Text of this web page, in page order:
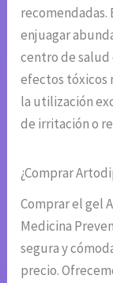
recomendadas.
enjuagar
centro de salud
efectos tóxicos
la utilización
de irritación o
¿Comprar
Comprar el gel
Medicina
segura y
precio.